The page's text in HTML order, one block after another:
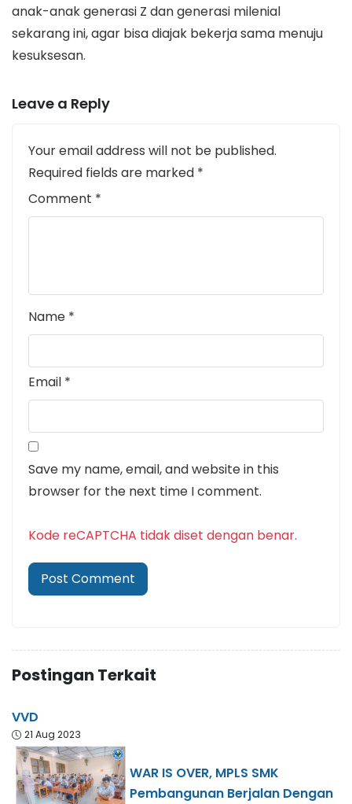
anak-anak generasi Z dan generasi milenial
sekarang ini, agar bisa diajak bekerja sama menuju
kesuksesan.
Leave a Reply
Your email address will not be published.
Required fields are marked *
Comment *
Name *
Email *
Save my name, email, and website in this
browser for the next time I comment.
Kode reCAPTCHA tidak diset dengan benar.
Postingan Terkait
VVD
21 Aug 2023
WAR IS OVER, MPLS SMK
Pembangunan Berjalan Dengan